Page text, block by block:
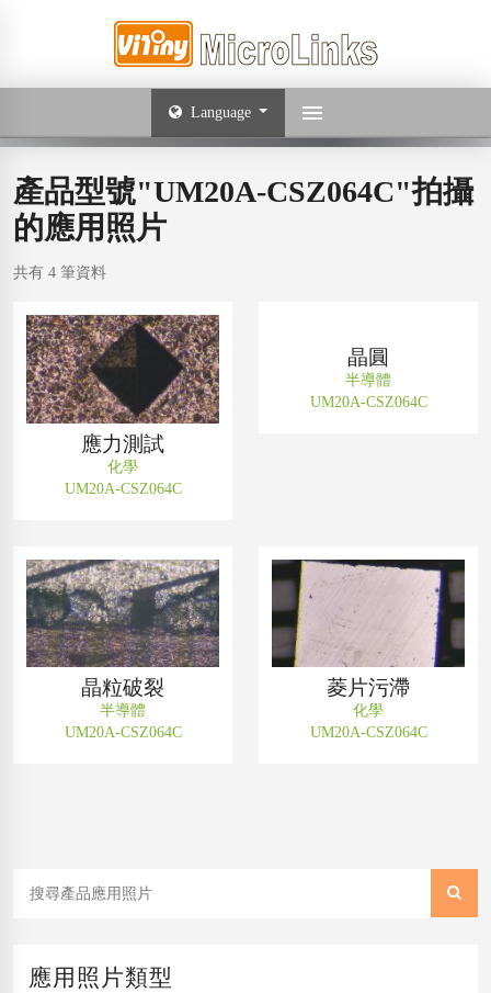
Language
產品型號"UM20A-CSZ064C"拍攝
的應用照片
共有 4 筆資料
應力測試
化學
UM20A-CSZ064C
晶圓
半導體
UM20A-CSZ064C
晶粒破裂
半導體
UM20A-CSZ064C
菱片污滯
化學
UM20A-CSZ064C
應用照片類型